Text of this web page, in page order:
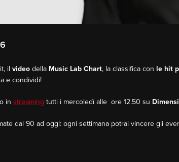
il video della Music Lab Chart, la classifica con le hit
e condividi!
in streaming tutti i mercoledì alle ore 12.50 su
dal 90 ad oggi: ogni settimana potrai vincere gli